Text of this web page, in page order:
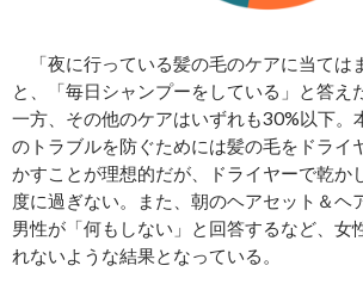
「夜に行っている髪の毛のケアに当ては
と、「毎日シャンプーをしている」と答え
一方、その他のケアはいずれも30%以下。
のトラブルを防ぐためには髪の毛をドライ
かすことが理想的だが、ドライヤーで乾か
度に過ぎない。また、朝のヘアセット＆ヘ
男性が「何もしない」と回答するなど、女
れないような結果となっている。